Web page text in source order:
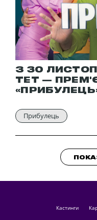
З 30
ТЕТ —
Прибулець
кастинги